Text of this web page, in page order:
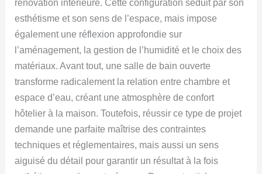
rénovation intérieure. Cette configuration séduit par son
esthétisme et son sens de l’espace, mais impose
également une réflexion approfondie sur
l’aménagement, la gestion de l’humidité et le choix des
matériaux. Avant tout, une salle de bain ouverte
transforme radicalement la relation entre chambre et
espace d’eau, créant une atmosphère de confort
hôtelier à la maison. Toutefois, réussir ce type de projet
demande une parfaite maîtrise des contraintes
techniques et réglementaires, mais aussi un sens
aiguisé du détail pour garantir un résultat à la fois